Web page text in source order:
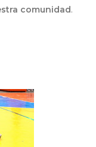
comunidad.